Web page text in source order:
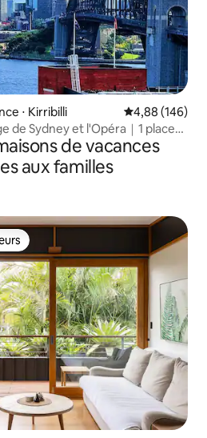
⋅ Kirribilli Évaluation
4,88 (146)
de Sydney et l'Opéra｜1 place
de vacances
aux familles
les plus appréciés